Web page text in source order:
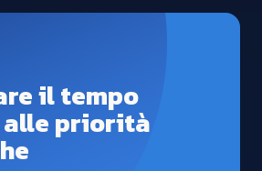
il tempo
priorità